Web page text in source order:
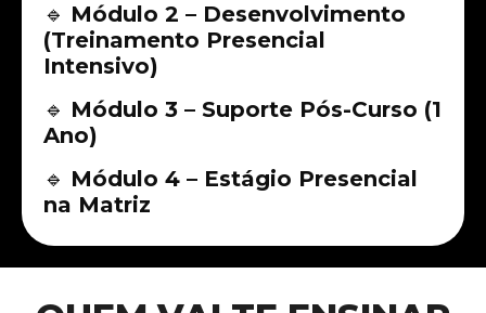
🔹 Módulo 2 – Desenvolvimento
(Treinamento Presencial
Intensivo)
🔹 Módulo 3 – Suporte Pós-Curso (1
Ano)
🔹 Módulo 4 – Estágio Presencial
na Matriz